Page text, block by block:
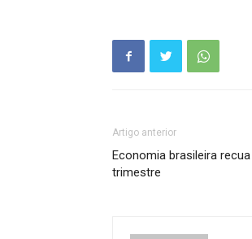
Artigo anterior
Economia brasileira
trimestre